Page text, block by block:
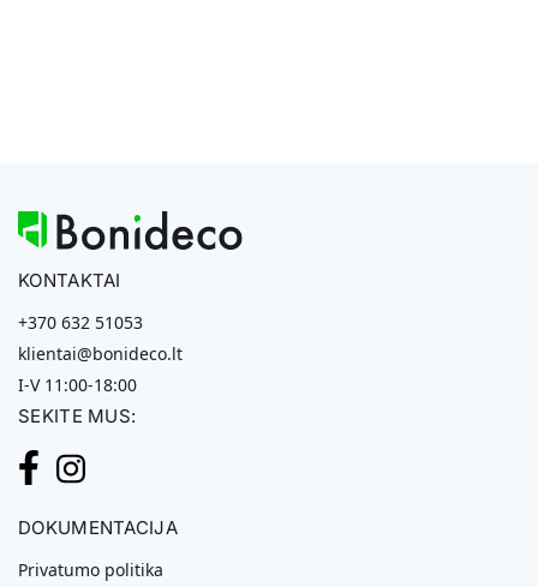
KONTAKTAI
+370 632 51053
klientai@bonideco.lt
I-V 11:00-18:00
SEKITE MUS:
DOKUMENTACIJA
Privatumo politika